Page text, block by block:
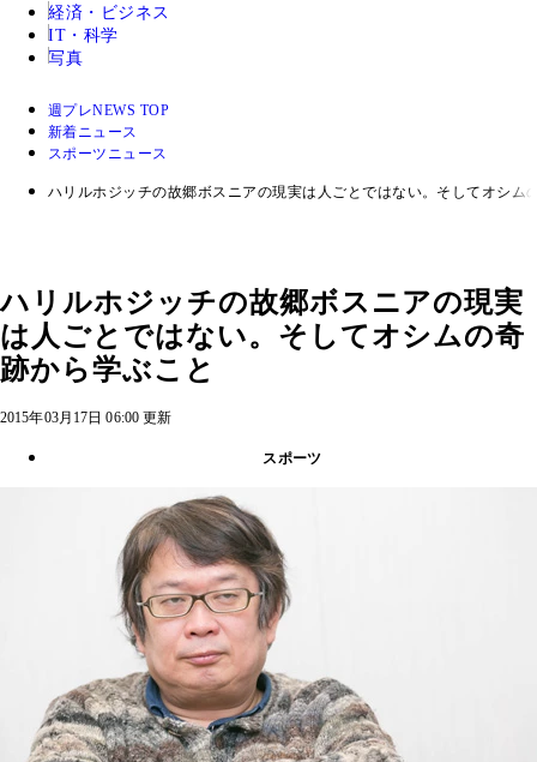
経済・ビジネス
IT・科学
写真
週プレNEWS TOP
新着ニュース
スポーツニュース
ハリルホジッチの故郷ボスニアの現実は人ごとではない。そしてオシム
ハリルホジッチの故郷ボスニアの現実
は人ごとではない。そしてオシムの奇
跡から学ぶこと
2015年03月17日 06:00 更新
スポーツ